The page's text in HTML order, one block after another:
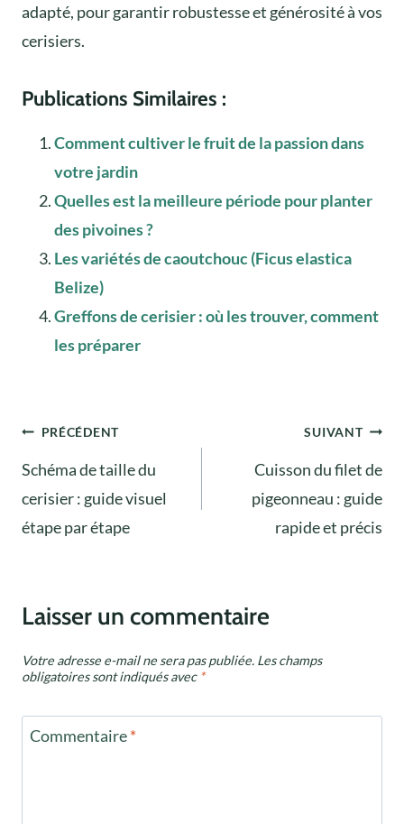
adapté, pour garantir robustesse et générosité à vos
cerisiers.
Publications Similaires :
Comment cultiver le fruit de la passion dans
votre jardin
Quelles est la meilleure période pour planter
des pivoines ?
Les variétés de caoutchouc (Ficus elastica
Belize)
Greffons de cerisier : où les trouver, comment
les préparer
Navigation
de
l’article
PRÉCÉDENT
Schéma de taille du
cerisier : guide visuel
étape par étape
SUIVANT
Cuisson du filet de
pigeonneau : guide
rapide et précis
Laisser un commentaire
Votre adresse e-mail ne sera pas publiée. Les champs
obligatoires sont indiqués avec *
Commentaire*